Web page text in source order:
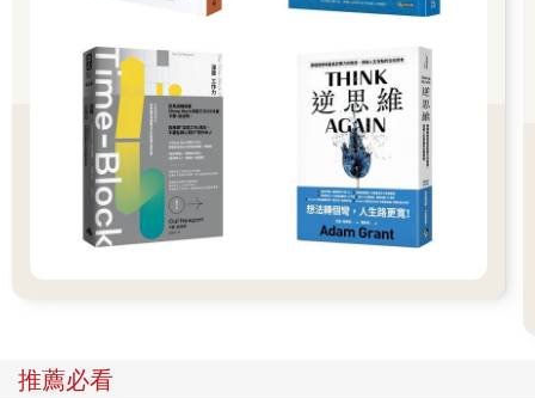
起，臉頰淺黑。她坐在床邊的椅子上，正望著陰霾的海面。她努
（本文未完，更多精采內容，請詳閱《小丑之花》）
推薦必看